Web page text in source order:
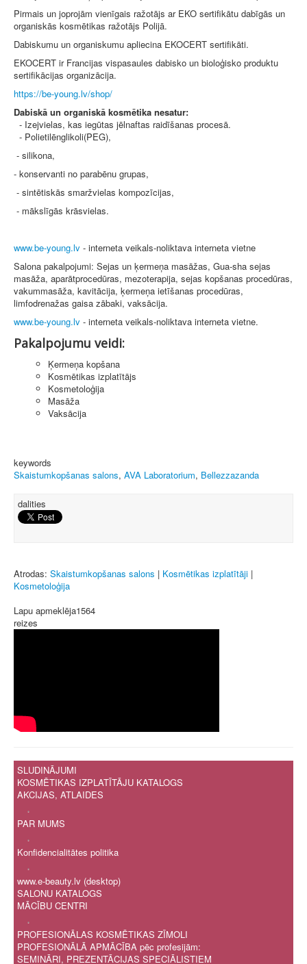
Pirmais un joprojām vienīgais ražotājs ar EKO sertifikātu dabīgās un
organiskās kosmētikas ražotājs Polijā.
Dabiskumu un organiskumu apliecina EKOCERT sertifikāti.
EKOCERT ir Francijas vispasaules dabisko un bioloģisko produktu
sertifikācijas organizācija.
https://be-young.lv/shop/
Dabiskā un organiskā kosmētika nesatur:
- Izejvielas, kas iegūtas jēlnaftas raidīšanas procesā.
- Polietilēnglikoli(PEG),
- silikona,
- konservanti no parabēnu grupas,
- sintētiskās smaržvielas kompozīcijas,
- mākslīgās krāsvielas.
www.be-young.lv - interneta veikals-noliktava interneta vietne
Salona pakalpojumi: Sejas un ķermeņa masāžas, Gua-sha sejas
masāža, aparātprocedūras, mezoterapija, sejas kopšanas procedūras,
vakummasāža, kavitācija, ķermeņa ietīšanas procedūras,
limfodrenažas gaisa zābaki, vaksācija.
www.be-young.lv - interneta veikals-noliktava interneta vietne.
Pakalpojumu veidi:
Ķermeņa kopšana
Kosmētikas izplatītājs
Kosmetoloģija
Masāža
Vaksācija
keywords
Skaistumkopšanas salons, AVA Laboratorium, Bellezzazanda
dalities
Atrodas: Skaistumkopšanas salons | Kosmētikas izplatītāji |
Kosmetoloģija
Lapu apmeklēja1564
reizes
SLUDINĀJUMI
KOSMĒTIKAS IZPLATĪTĀJU KATALOGS
AKCIJAS, ATLAIDES
.
PAR MUMS
.
Konfidencialitātes politika
.
www.e-beauty.lv (desktop)
SALONU KATALOGS
MĀCĪBU CENTRI
.
PROFESIONĀLAS KOSMĒTIKAS ZĪMOLI
PROFESIONĀLĀ APMĀCĪBA pēc profesijām:
SEMINĀRI, PREZENTĀCIJAS SPECIĀLISTIEM